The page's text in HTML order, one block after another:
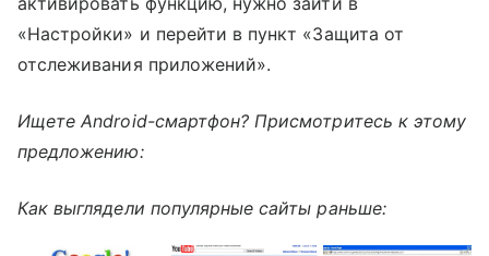
«Настройки» и перейти в пункт «Защита от
отслеживания приложений».
Ищете Android-смартфон? Присмотритесь к этому
предложению:
Как выглядели популярные сайты раньше: